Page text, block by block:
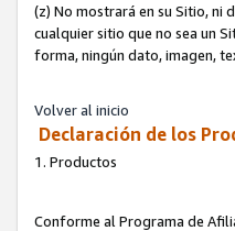
(z) No mostrará en su Sitio, ni
cualquier sitio que no sea un
forma, ningún dato, imagen,
Volver al inicio
Declaración de los
1. Productos
Conforme al Programa de